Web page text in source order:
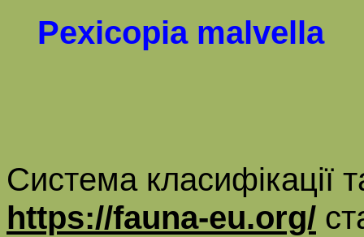
Pexicopia malvella
Система класифікації
https://fauna-eu.org/